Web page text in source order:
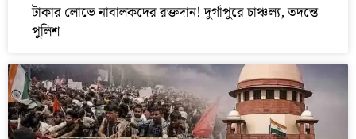
টাকার লোভে নাবালকদের রক্তদান! দুর্গাপুরে চাঞ্চল্য, তদন্তে
পুলিশ